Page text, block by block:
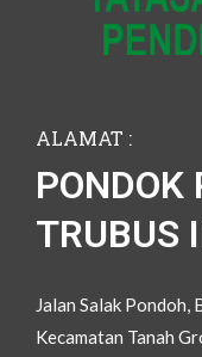
ALAMAT :
PONDOK
TRUBUS
Jalan Salak Pondoh,
Kecamatan Tanah